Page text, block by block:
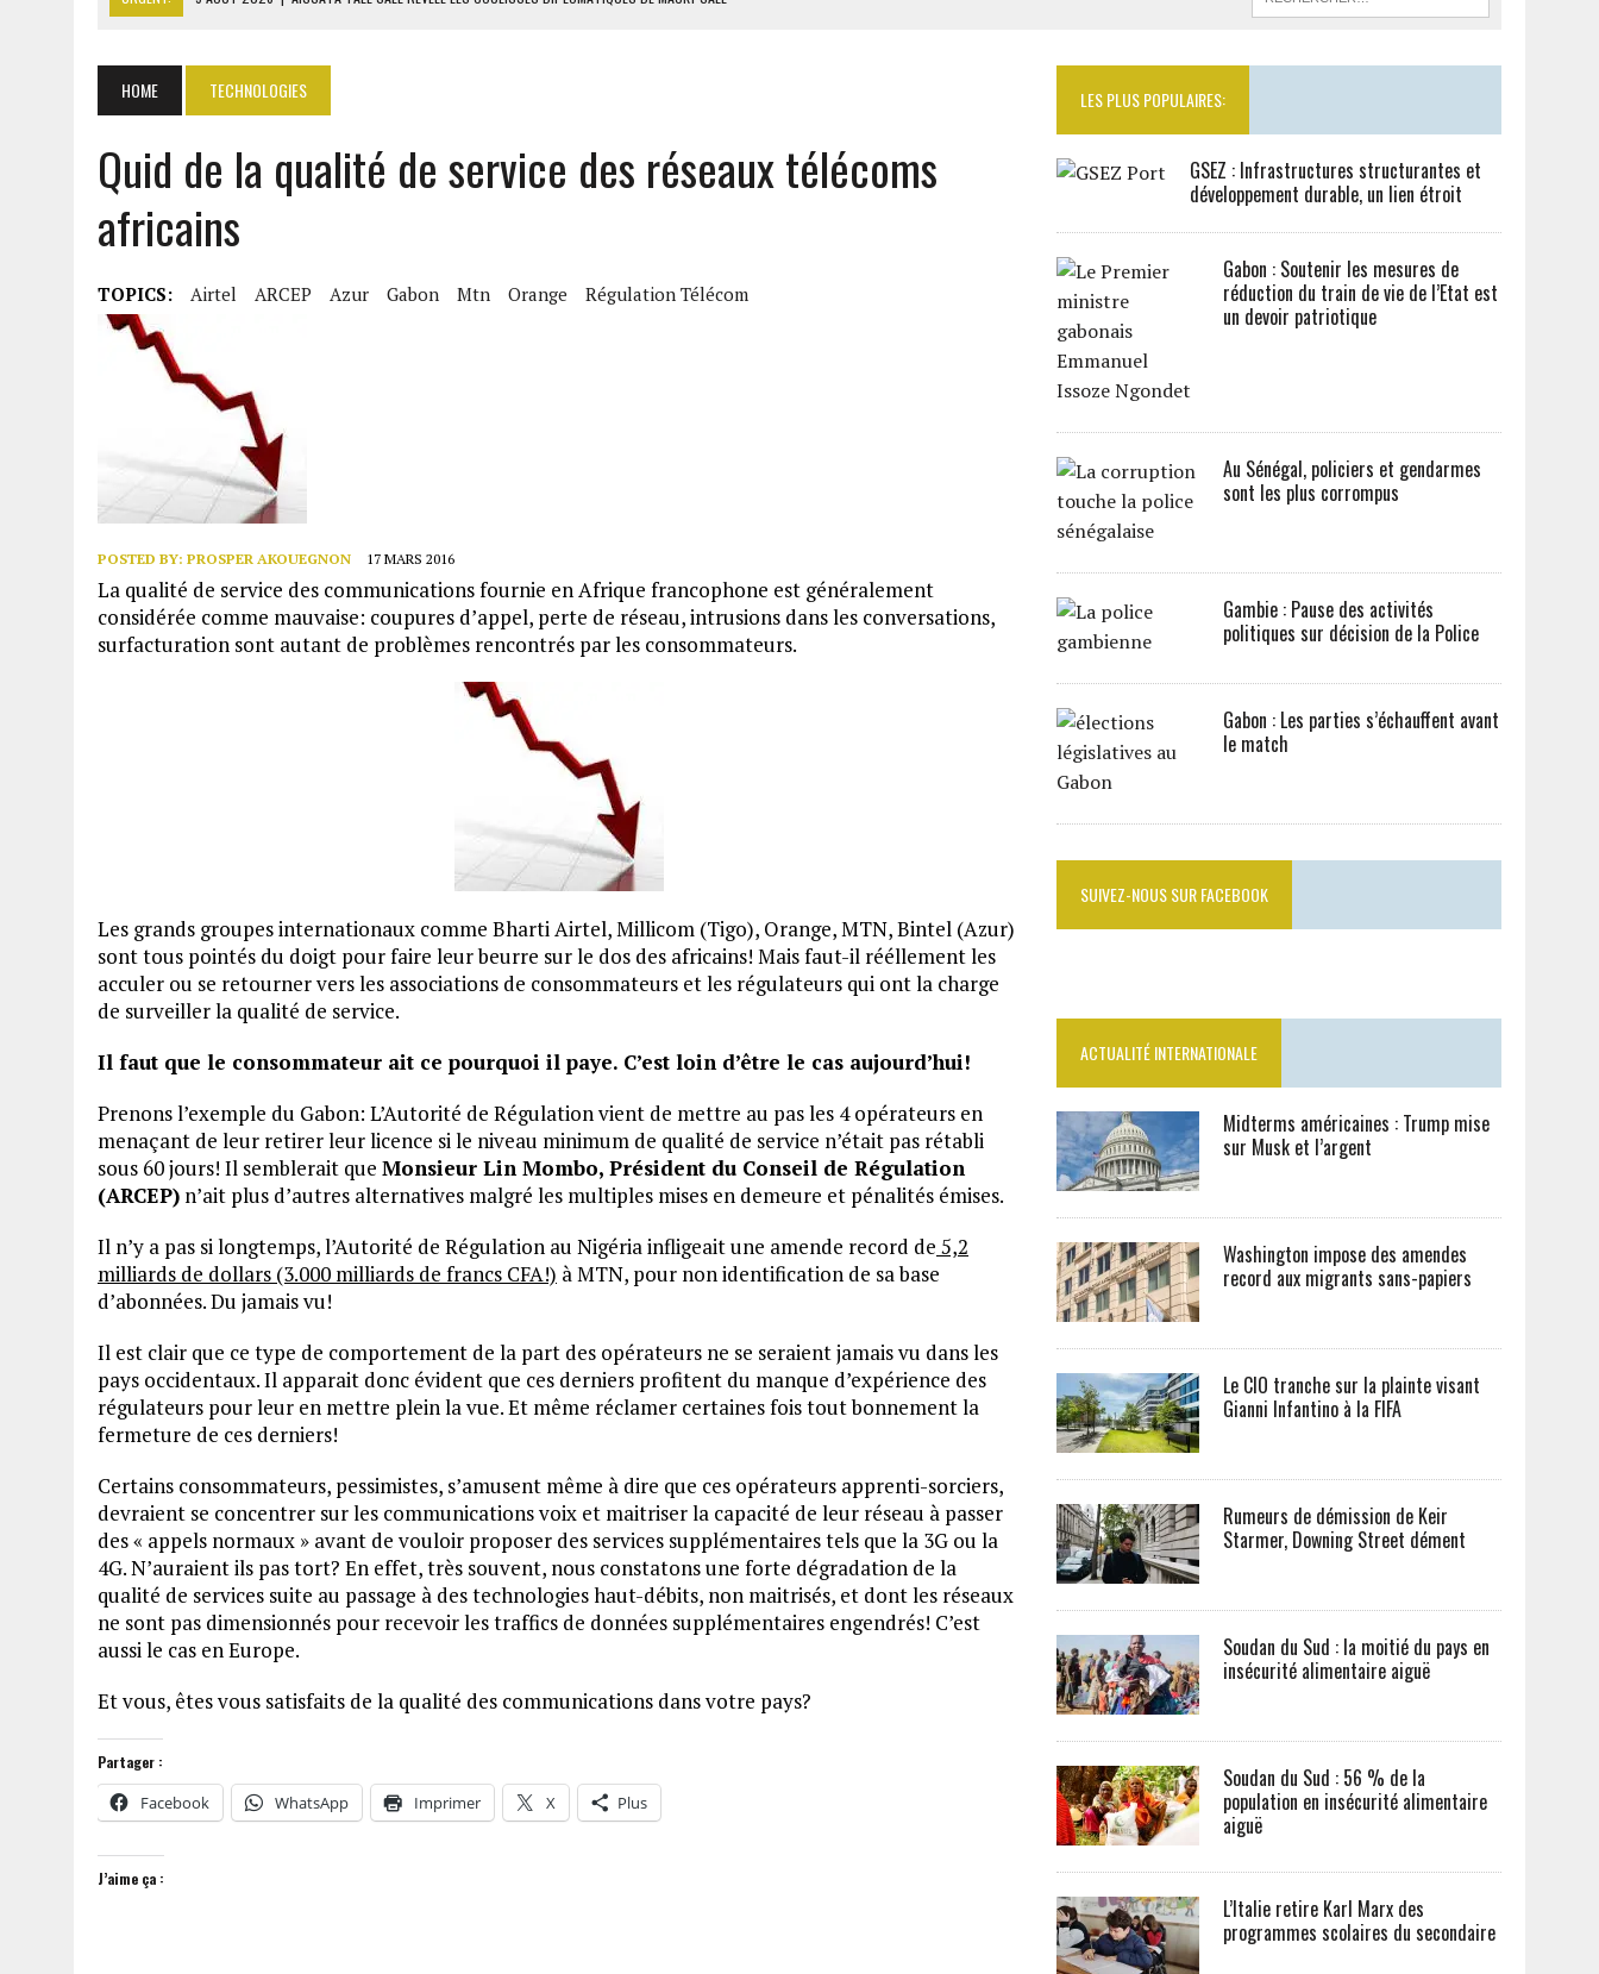
9 AOÛT 2026 | GABON : 46 000 ÉLÈVES DU PRIMAIRE AFFECTÉS EN CLASSE DE SIXIÈME
9 AOÛT 2026
ASSALA À DAMAS : UN CONCERT QUI RAVIVE LES FRACTURES SYRIENNES
HOME TECHNOLOGIES
Quid de la qualité de service des réseaux télécoms
africains
TOPICS: Airtel ARCEP Azur Gabon Mtn Orange Régulation Télécom
POSTED BY: PROSPER AKOUEGNON 17 MARS 2016
La qualité de service des communications fournie en Afrique francophone est généralement
considérée comme mauvaise: coupures d’appel, perte de réseau, intrusions dans les conversations,
surfacturation sont autant de problèmes rencontrés par les consommateurs.
Les grands groupes internationaux comme Bharti Airtel, Millicom (Tigo), Orange, MTN, Bintel (Azur)
sont tous pointés du doigt pour faire leur beurre sur le dos des africains! Mais faut-il rééllement les
acculer ou se retourner vers les associations de consommateurs et les régulateurs qui ont la charge
de surveiller la qualité de service.
Il faut que le consommateur ait ce pourquoi il paye. C’est loin d’être le cas aujourd’hui!
Prenons l’exemple du Gabon: L’Autorité de Régulation vient de mettre au pas les 4 opérateurs en
menaçant de leur retirer leur licence si le niveau minimum de qualité de service n’était pas rétabli
sous 60 jours! Il semblerait que Monsieur Lin Mombo, Président du Conseil de Régulation
(ARCEP) n’ait plus d’autres alternatives malgré les multiples mises en demeure et pénalités émises.
Il n’y a pas si longtemps, l’Autorité de Régulation au Nigéria infligeait une amende record de 5,2
milliards de dollars (3.000 milliards de francs CFA!) à MTN, pour non identification de sa base
d’abonnées. Du jamais vu!
Il est clair que ce type de comportement de la part des opérateurs ne se seraient jamais vu dans les
pays occidentaux. Il apparait donc évident que ces derniers profitent du manque d’expérience des
régulateurs pour leur en mettre plein la vue. Et même réclamer certaines fois tout bonnement la
fermeture de ces derniers!
Certains consommateurs, pessimistes, s’amusent même à dire que ces opérateurs apprenti-sorciers,
devraient se concentrer sur les communications voix et maitriser la capacité de leur réseau à passer
des « appels normaux » avant de vouloir proposer des services supplémentaires tels que la 3G ou la
4G. N’auraient ils pas tort? En effet, très souvent, nous constatons une forte dégradation de la
qualité de services suite au passage à des technologies haut-débits, non maitrisés, et dont les réseaux
ne sont pas dimensionnés pour recevoir les traffics de données supplémentaires engendrés! C’est
aussi le cas en Europe.
Et vous, êtes vous satisfaits de la qualité des communications dans votre pays?
Partager :
Facebook WhatsApp Imprimer X Plus
J’aime ça :
LES PLUS POPULAIRES:
GSEZ : Infrastructures structurantes et
développement durable, un lien étroit
Gabon : Soutenir les mesures de
réduction du train de vie de l’Etat est
un devoir patriotique
Au Sénégal, policiers et gendarmes
sont les plus corrompus
Gambie : Pause des activités
politiques sur décision de la Police
Gabon : Les parties s’échauffent avant
le match
SUIVEZ-NOUS SUR FACEBOOK
ACTUALITÉ INTERNATIONALE
Midterms américaines : Trump mise
sur Musk et l’argent
Washington impose des amendes
record aux migrants sans-papiers
Le CIO tranche sur la plainte visant
Gianni Infantino à la FIFA
Rumeurs de démission de Keir
Starmer, Downing Street dément
Soudan du Sud : la moitié du pays en
insécurité alimentaire aiguë
Soudan du Sud : 56 % de la
population en insécurité alimentaire
aiguë
L’Italie retire Karl Marx des
programmes scolaires du secondaire